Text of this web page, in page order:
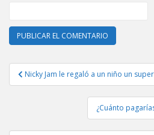
Navegación
de
Nicky Jam le regaló a un niño un
¿Cuánto